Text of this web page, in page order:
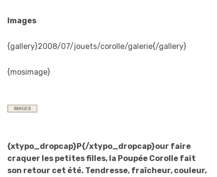
Images
{gallery}2008/07/jouets/corolle/galerie{/gallery}
{mosimage}
{xtypo_dropcap}P{/xtypo_dropcap}our faire
craquer les petites filles, la Poupée Corolle fait
son retour cet été. Tendresse, fraîcheur, couleur,